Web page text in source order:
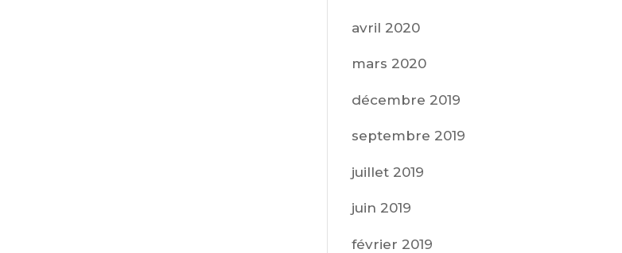
avril 2020
mars 2020
décembre 2019
septembre 2019
juillet 2019
juin 2019
février 2019